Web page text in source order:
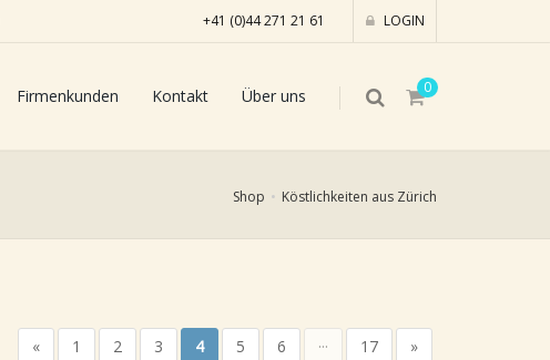
+41 (0)44 271 21 61 LOGIN
0
Firmenkunden Kontakt Über uns
Shop Köstlichkeiten aus Zürich
« 1 2 3 4 5 6 ··· 17 »